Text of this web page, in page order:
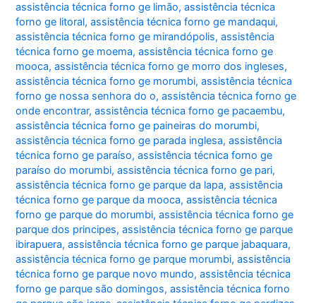
assistência técnica forno ge limão,assistência técnica
forno ge litoral,assistência técnica forno ge mandaqui,
assistência técnica forno ge mirandópolis,assistência
técnica forno ge moema,assistência técnica forno ge
mooca,assistência técnica forno ge morro dos ingleses,
assistência técnica forno ge morumbi,assistência técnica
forno ge nossa senhora do o,assistência técnica forno ge
onde encontrar,assistência técnica forno ge pacaembu,
assistência técnica forno ge paineiras do morumbi,
assistência técnica forno ge parada inglesa,assistência
técnica forno ge paraíso,assistência técnica forno ge
paraíso do morumbi,assistência técnica forno ge pari,
assistência técnica forno ge parque da lapa,assistência
técnica forno ge parque da mooca,assistência técnica
forno ge parque do morumbi,assistência técnica forno ge
parque dos principes,assistência técnica forno ge parque
ibirapuera,assistência técnica forno ge parque jabaquara,
assistência técnica forno ge parque morumbi,assistência
técnica forno ge parque novo mundo,assistência técnica
forno ge parque são domingos,assistência técnica forno